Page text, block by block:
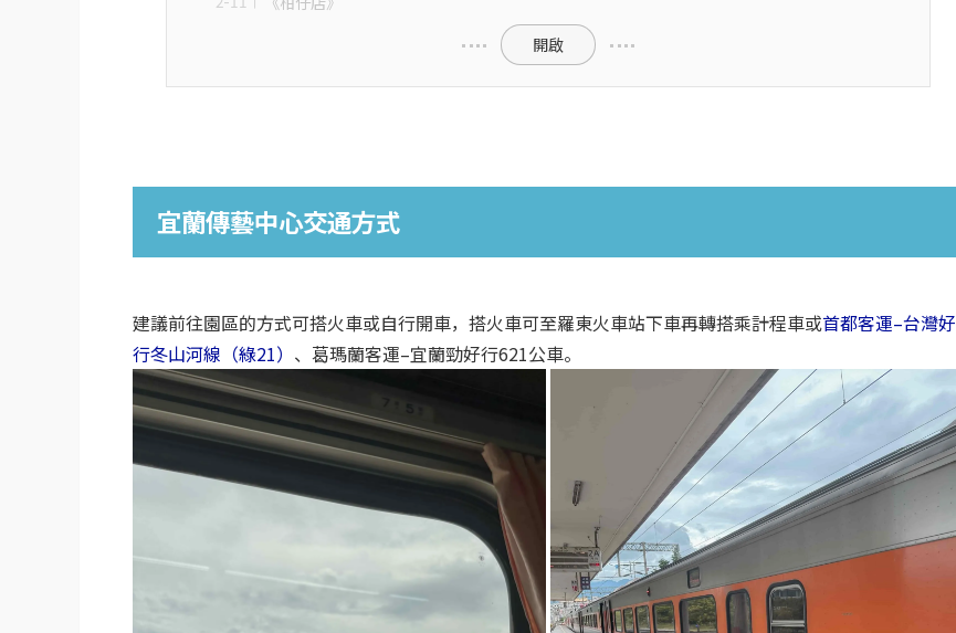
開啟
宜蘭傳藝中心交通方式
建議前往園區的方式可搭火車或自行開車，搭火車可至羅東火車站下車再轉搭乘計程車或首都客運–台灣好
行冬山河線（綠21） 、葛瑪蘭客運–宜蘭勁好行621公車。